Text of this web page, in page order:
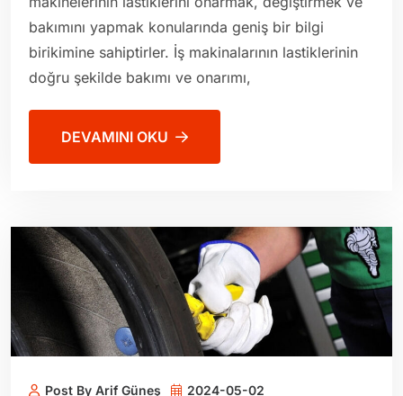
bakımını yapmak konularında geniş bir bilgi
birikimine sahiptirler. İş makinalarının lastiklerinin
doğru şekilde bakımı ve onarımı,
DEVAMINI OKU
Post By Arif Güneş 2024-05-02